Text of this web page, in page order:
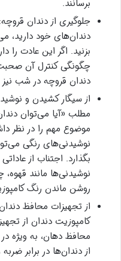
برسانند.
جلوگیری از دندان
دندان‌های خود دارید،
بزنید. اگر این عادت را
چگونگی کنترل آن
دندان قروچه در شب
از سیگار کشیدن و
مطلب «آیا می‌توان
موضوع مهم را در نظر
نوشیدنی‌های رنگی
بگذارد. اجتناب از
نوشیدنی‌ها مانند
روشن ماندن رنگ
از تجهیزات محافظ
کامپوزیت دندان از
محافظ دهان، به ویژه
از دندان‌ها در برابر